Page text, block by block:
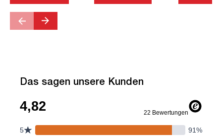
Das sagen unsere Kunden